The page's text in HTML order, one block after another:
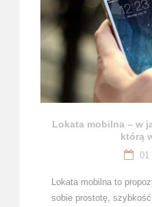
Lokata mobilna – w
którą
01
Lokata mobilna to
sobie prostotę,